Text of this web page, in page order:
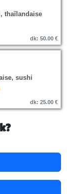
thaïlandaise
dk: 50.00 €
sushi
dk: 25.00 €